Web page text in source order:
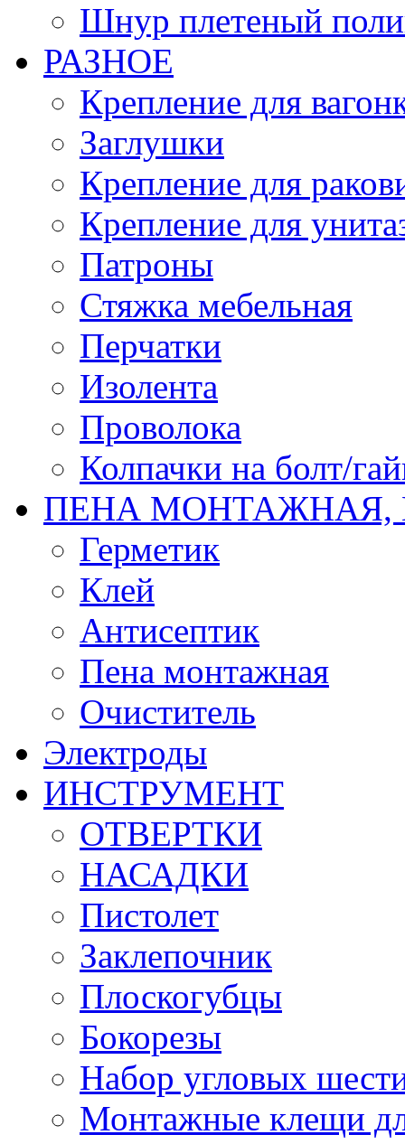
Шнур плетеный
РАЗНОЕ
Крепление для
Заглушки
Крепление для
Крепление для
Патроны
Стяжка мебельная
Перчатки
Изолента
Проволока
Колпачки на болт/
ПЕНА МОНТАЖНАЯ,
Герметик
Клей
Антисептик
Пена монтажная
Очиститель
Электроды
ИНСТРУМЕНТ
ОТВЕРТКИ
НАСАДКИ
Пистолет
Заклепочник
Плоскогубцы
Бокорезы
Набор угловых
Монтажные клещи